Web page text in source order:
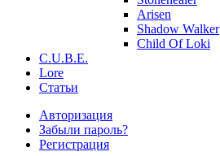
Arisen
Shadow Walker
Child Of Loki
C.U.B.E.
Lore
Статьи
Авторизация
Забыли пароль?
Регистрация